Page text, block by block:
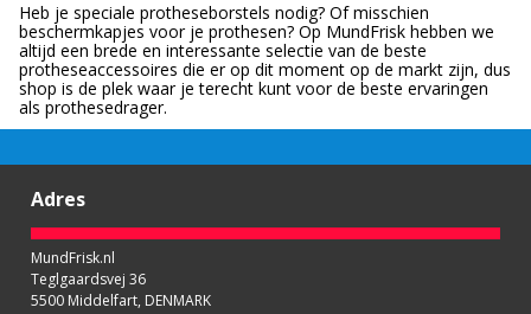
Heb je speciale protheseborstels nodig? Of misschien
beschermkapjes voor je prothesen? Op MundFrisk hebben we
altijd een brede en interessante selectie van de beste
protheseaccessoires die er op dit moment op de markt zijn, dus
shop is de plek waar je terecht kunt voor de beste ervaringen
als prothesedrager.
Adres
MundFrisk.nl
Teglgaardsvej 36
5500 Middelfart, DENMARK